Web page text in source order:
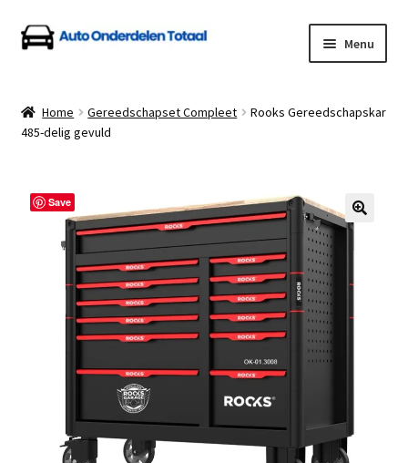
Ga
door
navigatie
Ga
naar
inhoud
Menu
Algemene Voorwaarden
Betalen en Verzenden
Klantenservice
Linkpartners
Home Gereedschapset Compleet
Rooks Gereedschapskar
485-delig gevuld
Save